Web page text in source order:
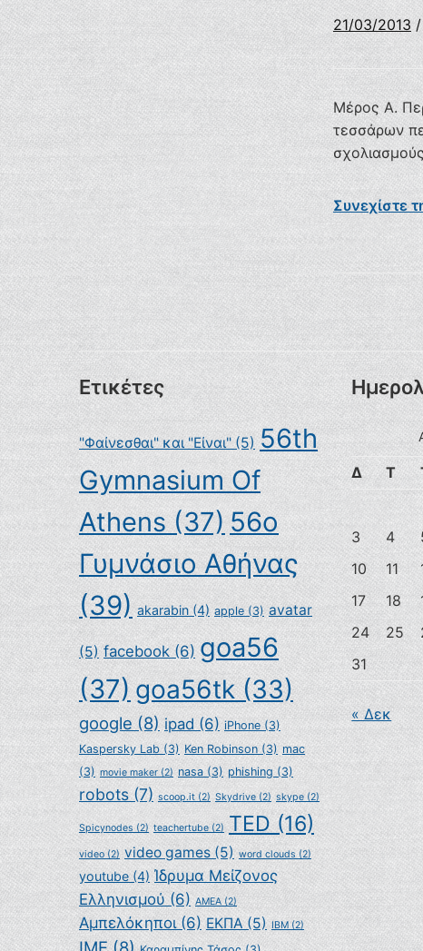
21/03/2013 /
Μέρος Α.
τεσσάρων
Συνεχίστε
Ετικέτες
"Φαίνεσθαι" και "Είναι"(5) 56th
Gymnasium Of
Athens(37)56ο
Γυμνάσιο Αθήνας
(39) akarabin(4) apple(3) avatar
(5) facebook(6) goa56
(37)goa56tk(33)
google(8) ipad(6) iPhone(3)
Kaspersky Lab(3) Ken Robinson(3) mac
(3) movie maker (2) nasa (3) phishing(3)
robots(7) scoop.it (2) Skydrive(2) skype (2)
Spicynodes(2) teachertube (2) TED(16)
video (2) video games(5) word clouds (2)
youtube(4) Ίδρυμα Μείζονος
Ελληνισμού (6) ΑΜΕΑ (2)
Αμπελόκηποι(6) ΕΚΠΑ(5) ΙΒΜ(2)
Δ Τ
3
4
10
11
17
18
24
25
31
« Δεκ